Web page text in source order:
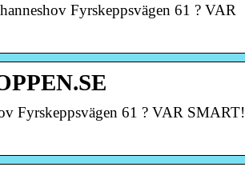
Fyrskeppsvägen 61 ? VAR
Fyrskeppsvägen 61 ? VAR SMART!